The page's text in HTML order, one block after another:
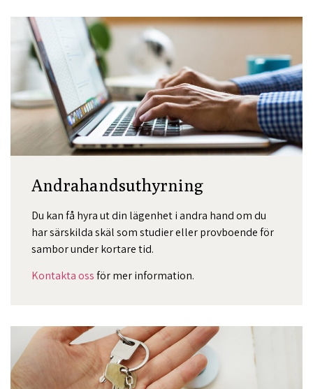
Andrahandsuthyrning
Du kan få hyra ut din lägenhet i andra hand om du
har särskilda skäl som studier eller provboende för
sambor under kortare tid.
Kontakta ossför mer information.